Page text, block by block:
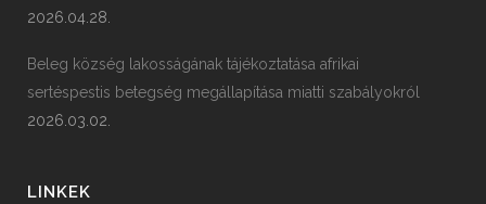
2026.04.28.
Beleg község lakosságának tájékoztatása afrikai
sertéspestis betegség megállapítása miatti szabályokról
2026.03.02.
LINKEK